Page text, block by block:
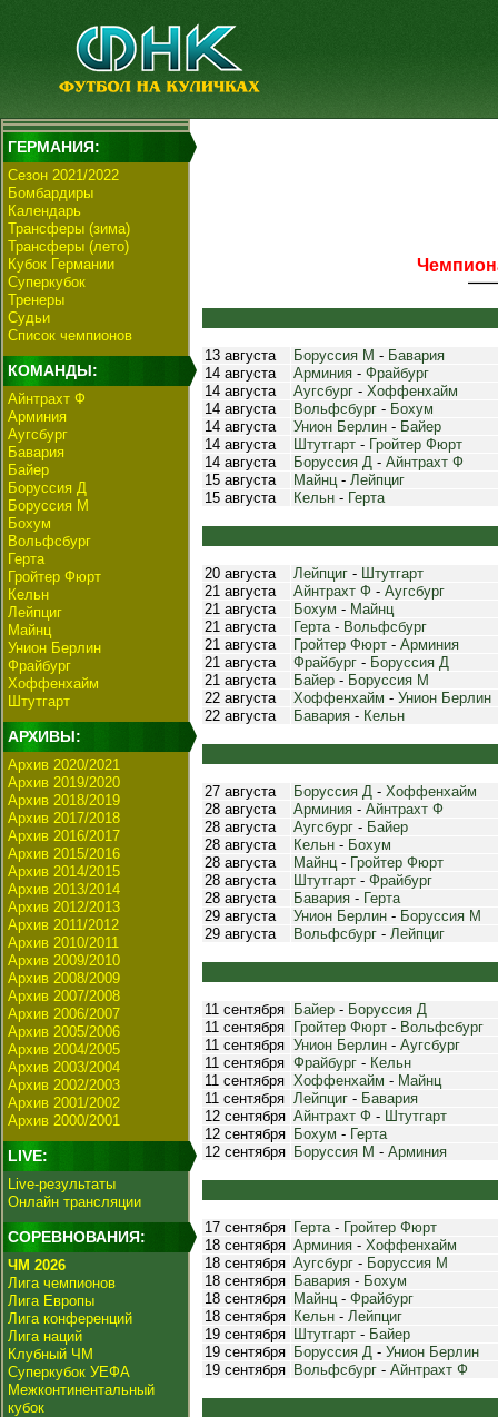
ГЕРМАНИЯ:
Сезон 2021/2022
Бомбардиры
Календарь
Трансферы (зима)
Трансферы (лето)
Кубок Германии
Суперкубок
Тренеры
Судьи
Список чемпионов
КОМАНДЫ:
Айнтрахт Ф
Арминия
Аугсбург
Бавария
Байер
Боруссия Д
Боруссия М
Бохум
Вольфсбург
Герта
Гройтер Фюрт
Кельн
Лейпциг
Майнц
Унион Берлин
Фрайбург
Хоффенхайм
Штутгарт
АРХИВЫ:
Архив 2020/2021
Архив 2019/2020
Архив 2018/2019
Архив 2017/2018
Архив 2016/2017
Архив 2015/2016
Архив 2014/2015
Архив 2013/2014
Архив 2012/2013
Архив 2011/2012
Архив 2010/2011
Архив 2009/2010
Архив 2008/2009
Архив 2007/2008
Архив 2006/2007
Архив 2005/2006
Архив 2004/2005
Архив 2003/2004
Архив 2002/2003
Архив 2001/2002
Архив 2000/2001
LIVE:
Live-результаты
Онлайн трансляции
СОРЕВНОВАНИЯ:
ЧМ 2026
Лига чемпионов
Лига Европы
Лига конференций
Лига наций
Клубный ЧМ
Суперкубок УЕФА
Межконтинентальный
кубок
13 августа Боруссия М - Бавария
14 августа
Арминия - Фрайбург
14 августа
Аугсбург - Хоффенхайм
14 августа
Вольфсбург - Бохум
14 августа
Унион Берлин - Байер
14 августа
Штутгарт - Гройтер Фюрт
14 августа
Боруссия Д - Айнтрахт Ф
15 августа
Майнц- Лейпциг
15 августа
Кельн - Герта
20 августа Лейпциг - Штутгарт
21 августа
Айнтрахт Ф - Аугсбург
21 августа
Бохум - Майнц
21 августа
Герта- Вольфсбург
21 августа
Гройтер Фюрт - Арминия
21 августа
Фрайбург - Боруссия Д
21 августа
Байер - Боруссия М
22 августа
Хоффенхайм - Унион Берлин
22 августа
Бавария - Кельн
27 августа Боруссия Д - Хоффенхайм
28 августа
Арминия - Айнтрахт Ф
28 августа
Аугсбург - Байер
28 августа
Кельн - Бохум
28 августа
Майнц- Гройтер Фюрт
28 августа
Штутгарт - Фрайбург
28 августа
Бавария - Герта
29 августа
Унион Берлин - Боруссия М
29 августа
Вольфсбург - Лейпциг
11 сентября Байер - Боруссия Д
11 сентября
Гройтер Фюрт - Вольфсбург
11 сентября Унион Берлин - Аугсбург
11 сентября Фрайбург - Кельн
11 сентября Хоффенхайм - Майнц
11 сентября Лейпциг - Бавария
12 сентября Айнтрахт Ф - Штутгарт
12 сентября Бохум - Герта
12 сентября Боруссия М - Арминия
17 сентября Герта- Гройтер Фюрт
18 сентября Арминия - Хоффенхайм
18 сентября Аугсбург - Боруссия М
18 сентября Бавария - Бохум
18 сентября Майнц- Фрайбург
18 сентября Кельн - Лейпциг
19 сентября Штутгарт - Байер
19 сентября Боруссия Д - Унион Берлин
19 сентября Вольфсбург - Айнтрахт Ф